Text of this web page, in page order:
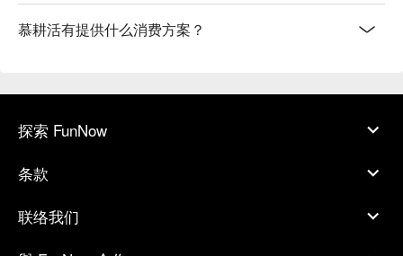
慕耕活有提供什么消费方案？
探索 FunNow
条款
联络我们